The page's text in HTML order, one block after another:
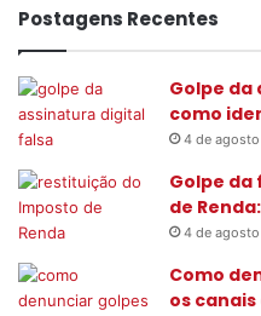
Postagens Recentes
Golpe
como
4 de
Golpe
de
4 de
Como
os